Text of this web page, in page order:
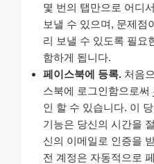
몇 번의 탭만으로 어디
보낼 수 있으며, 문제점
리 보낼 수 있도록 필요
함하게 됩니다.
페이스북에 등록. 처음
스북에 로그인함으로써
인 할 수 있습니다. 이
기능은 당신의 시간을
신의 이메일로 인증을
전 계정은 자동적으로